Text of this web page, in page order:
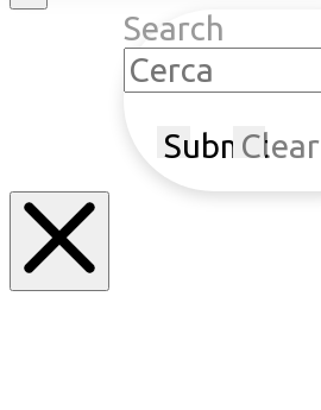
Search
SubmitClear